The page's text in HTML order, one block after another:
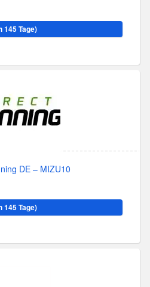
145 Tage)
DE – MIZU10
145 Tage)